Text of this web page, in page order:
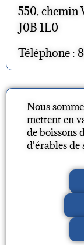
550, chemin
J0B 1L0
Téléphone :
Nous
mettent en
de boissons
d'érables de